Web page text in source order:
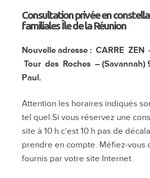
Consultation privée en
familiales Île de la Réunion
Nouvelle adresse : CARRE
Tour des Roches – (Savannah)
Paul.
Attention les horaires indiqués
tel quel.Si vous réservez une
site à 10 h c’est 10 h pas de
prendre en compte. Méfiez-vous
fournis par votre site Internet.